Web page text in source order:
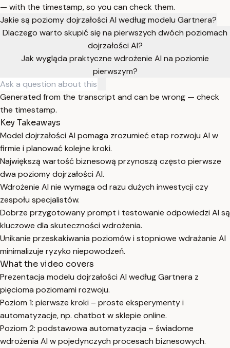
— with the timestamp, so you can check them.
Jakie są poziomy dojrzałości AI według modelu Gartnera?
Dlaczego warto skupić się na pierwszych dwóch poziomach
dojrzałości AI?
Jak wygląda praktyczne wdrożenie AI na poziomie
pierwszym?
Generated from the transcript and can be wrong — check
the timestamp.
Key Takeaways
Model dojrzałości AI pomaga zrozumieć etap rozwoju AI w
firmie i planować kolejne kroki.
Największą wartość biznesową przynoszą często pierwsze
dwa poziomy dojrzałości AI.
Wdrożenie AI nie wymaga od razu dużych inwestycji czy
zespołu specjalistów.
Dobrze przygotowany prompt i testowanie odpowiedzi AI są
kluczowe dla skuteczności wdrożenia.
Unikanie przeskakiwania poziomów i stopniowe wdrażanie AI
minimalizuje ryzyko niepowodzeń.
What the video covers
Prezentacja modelu dojrzałości AI według Gartnera z
pięcioma poziomami rozwoju.
Poziom 1: pierwsze kroki – proste eksperymenty i
automatyzacje, np. chatbot w sklepie online.
Poziom 2: podstawowa automatyzacja – świadome
wdrożenia AI w pojedynczych procesach biznesowych.